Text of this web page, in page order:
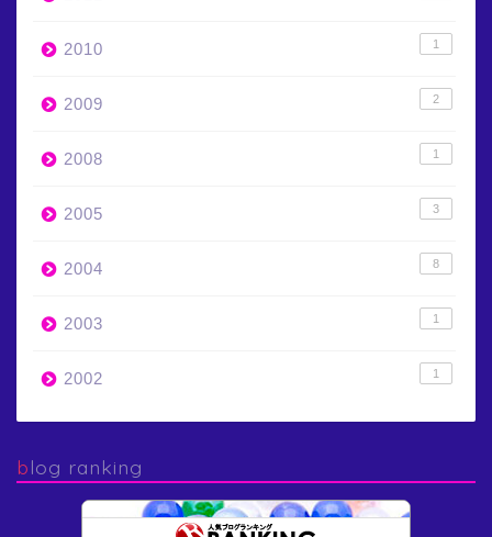
2010 1
2009 2
2008 1
2005 3
2004 8
2003 1
2002 1
blog ranking